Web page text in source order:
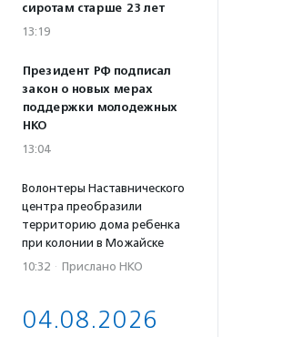
сиротам старше 23 лет
13:19
Президент РФ подписал
закон о новых мерах
поддержки молодежных
НКО
13:04
Волонтеры Наставнического
центра преобразили
территорию дома ребенка
при колонии в Можайске
10:32 · Прислано НКО
04.08.2026